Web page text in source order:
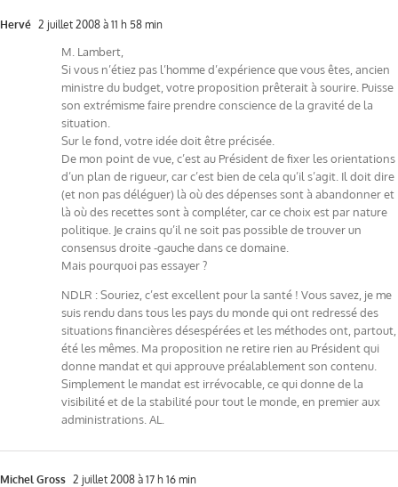
Hervé 2 juillet 2008 à 11 h 58 min
M. Lambert,
Si vous n’étiez pas l’homme d’expérience que vous êtes, ancien
ministre du budget, votre proposition prêterait à sourire. Puisse
son extrémisme faire prendre conscience de la gravité de la
situation.
Sur le fond, votre idée doit être précisée.
De mon point de vue, c’est au Président de fixer les orientations
d’un plan de rigueur, car c’est bien de cela qu’il s’agit. Il doit dire
(et non pas déléguer) là où des dépenses sont à abandonner et
là où des recettes sont à compléter, car ce choix est par nature
politique. Je crains qu’il ne soit pas possible de trouver un
consensus droite -gauche dans ce domaine.
Mais pourquoi pas essayer ?
NDLR : Souriez, c’est excellent pour la santé ! Vous savez, je me
suis rendu dans tous les pays du monde qui ont redressé des
situations financières désespérées et les méthodes ont, partout,
été les mêmes. Ma proposition ne retire rien au Président qui
donne mandat et qui approuve préalablement son contenu.
Simplement le mandat est irrévocable, ce qui donne de la
visibilité et de la stabilité pour tout le monde, en premier aux
administrations. AL.
Michel Gross 2 juillet 2008 à 17 h 16 min